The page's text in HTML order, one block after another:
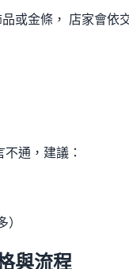
或金條， 店家會依
通，建議：
與流程